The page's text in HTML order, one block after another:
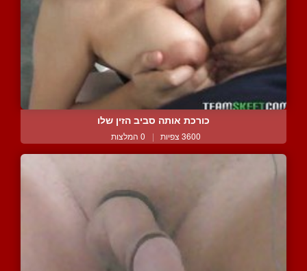
כורכת אותה סביב הזין שלו
3600 צפיות | 0 המלצות